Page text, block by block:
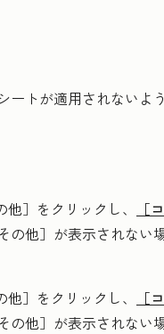
トが適用されないよ
他］をクリックし、 ［
その他］が表示されない
他］をクリックし、 ［
その他］が表示されない